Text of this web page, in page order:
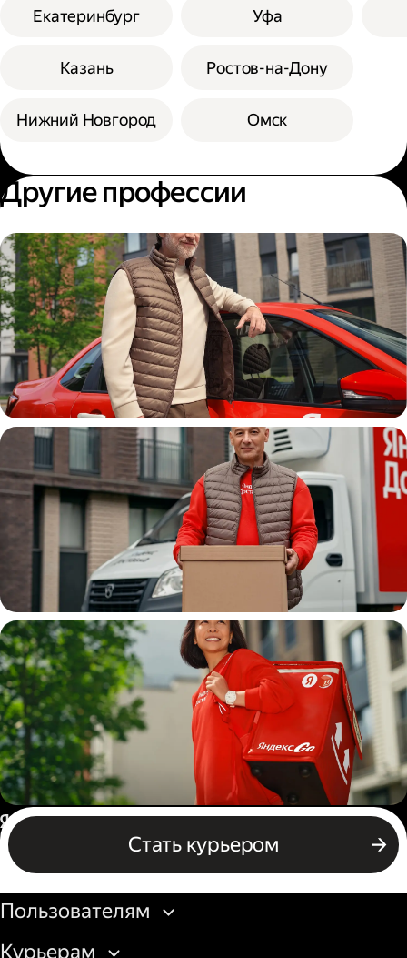
Екатеринбург
Казань
Нижний Новгород
Уфа
Ростов-на-Дону
Омск
Другие профессии
Автокурьер
Водитель
грузовой машины
Пеший курьер
Стать курьером
Россия
Бизнесу
Пользователям
Курьерам